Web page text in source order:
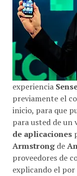
experiencia
previamente el
inicio, para que
para usted de un
de aplicaciones
Armstrongde
proveedores de
explicando el por